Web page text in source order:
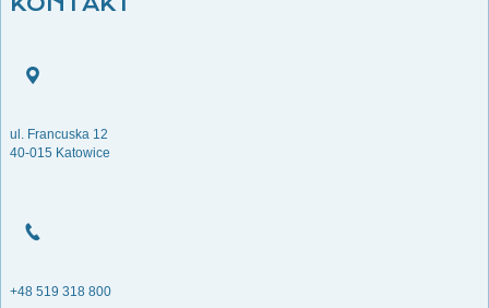
ul. Francuska 12
40-015 Katowice
+48 519 318 800